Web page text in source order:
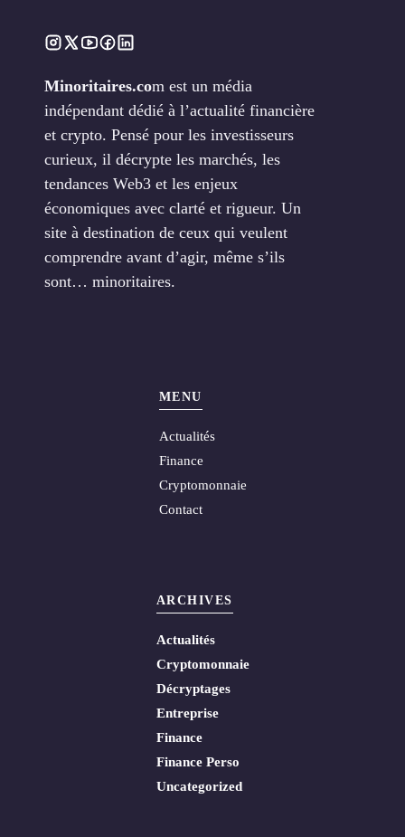
Minoritaires.com est un média
indépendant dédié à l’actualité financière
et crypto. Pensé pour les investisseurs
curieux, il décrypte les marchés, les
tendances Web3 et les enjeux
économiques avec clarté et rigueur. Un
site à destination de ceux qui veulent
comprendre avant d’agir, même s’ils
sont… minoritaires.
MENU
Actualités
Finance
Cryptomonnaie
Contact
ARCHIVES
Actualités
Cryptomonnaie
Décryptages
Entreprise
Finance
Finance Perso
Uncategorized